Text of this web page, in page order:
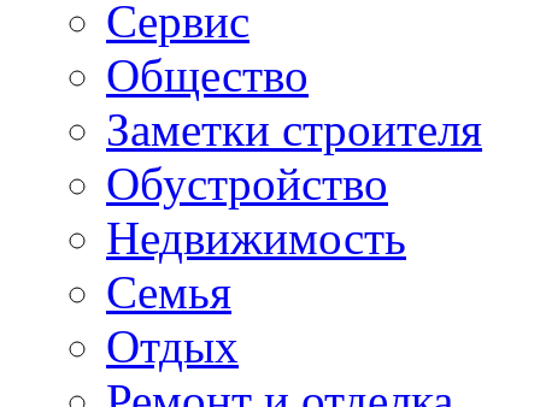
Сервис
Общество
Заметки строителя
Обустройство
Недвижимость
Семья
Отдых